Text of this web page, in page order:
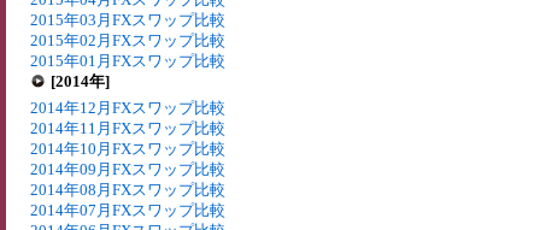
2015年03月FXスワップ比較
2015年02月FXスワップ比較
2015年01月FXスワップ比較
[2014年]
2014年12月FXスワップ比較
2014年11月FXスワップ比較
2014年10月FXスワップ比較
2014年09月FXスワップ比較
2014年08月FXスワップ比較
2014年07月FXスワップ比較